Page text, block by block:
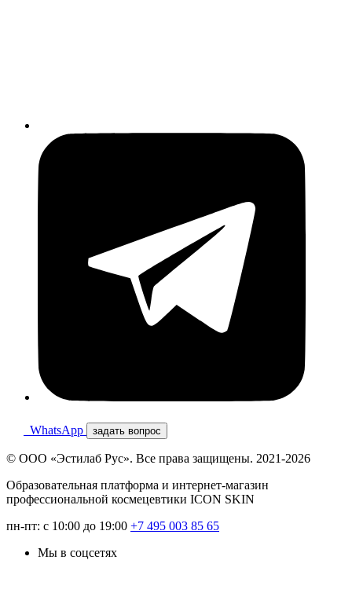
WhatsApp задать вопрос
© ООО «Эстилаб Рус». Все права защищены. 2021-2026
Образовательная платформа и интернет-магазин
профессиональной космецевтики ICON SKIN
пн-пт: с 10:00 до 19:00 +7 495 003 85 65
Мы в соцсетях